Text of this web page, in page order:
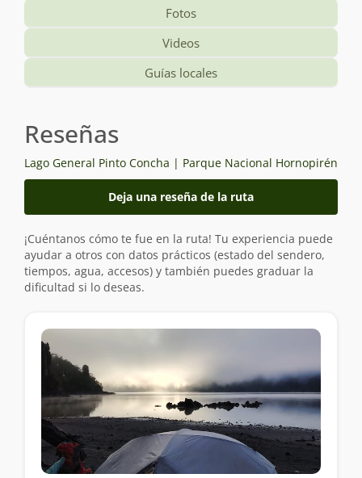
Fotos
Videos
Guías locales
Reseñas
Lago General Pinto Concha | Parque Nacional Hornopirén
Deja una reseña de la ruta
¡Cuéntanos cómo te fue en la ruta! Tu experiencia puede
ayudar a otros con datos prácticos (estado del sendero,
tiempos, agua, accesos) y también puedes graduar la
dificultad si lo deseas.